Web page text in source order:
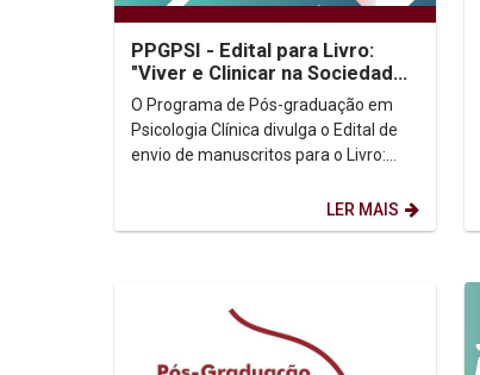
PPGPSI - Edital para Livro:
"Viver e Clinicar na Sociedade
Digital”
O Programa de Pós-graduação em
Psicologia Clínica divulga o Edital de
envio de manuscritos para o Livro:
LER MAIS